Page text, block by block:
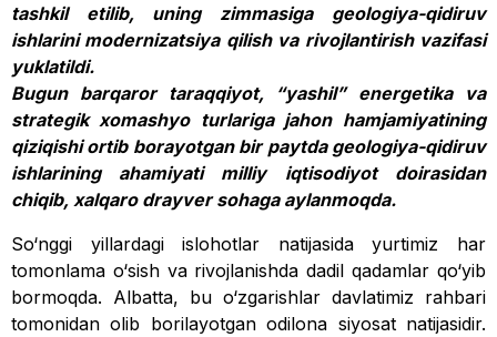
tashkil etilib, uning zimmasiga geologiya-qidiruv
ishlarini modernizatsiya qilish va rivojlantirish vazifasi
yuklatildi.
Bugun barqaror taraqqiyot, “yashil” energetika va
strategik xomashyo turlariga jahon hamjamiyatining
qiziqishi ortib borayotgan bir paytda geologiya-qidiruv
ishlarining ahamiyati milliy iqtisodiyot doi­rasidan
chiqib, xalqaro drayver sohaga aylanmoqda.
So‘nggi yillardagi islohotlar natijasida yurtimiz har
tomonlama o‘sish va rivojlanishda dadil qa­damlar qo‘yib
bormoqda. Albatta, bu o‘zgarishlar davlatimiz rah­bari
tomonidan olib borilayotgan odilona siyosat natijasidir.